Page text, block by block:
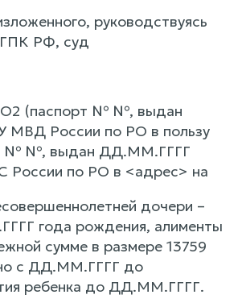
руководствуясь
ГПК РФ, суд
(паспорт № №, выдан
России по РО в пользу
№ №, выдан ДД.ММ.ГГГГ
по РО в <адрес> на
дочери –
года рождения, алименты
сумме в размере 13759
с ДД.ММ.ГГГГ до
ребенка до ДД.ММ.ГГГГ.